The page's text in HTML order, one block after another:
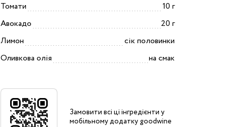
Томати
10 г
Авокадо
20 г
Лимон
сік половинки
Оливкова олія
на смак
Замовити всі ці інгредієнти у
мобільному додатку goodwine